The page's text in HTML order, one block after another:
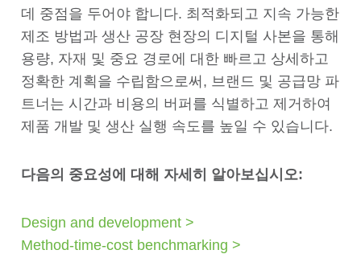
데 중점을 두어야 합니다. 최적화되고 지속 가능한
제조 방법과 생산 공장 현장의 디지털 사본을 통해
용량, 자재 및 중요 경로에 대한 빠르고 상세하고
정확한 계획을 수립함으로써, 브랜드 및 공급망 파
트너는 시간과 비용의 버퍼를 식별하고 제거하여
제품 개발 및 생산 실행 속도를 높일 수 있습니다.
다음의 중요성에 대해 자세히 알아보십시오:
Design and development >
Method-time-cost benchmarking >